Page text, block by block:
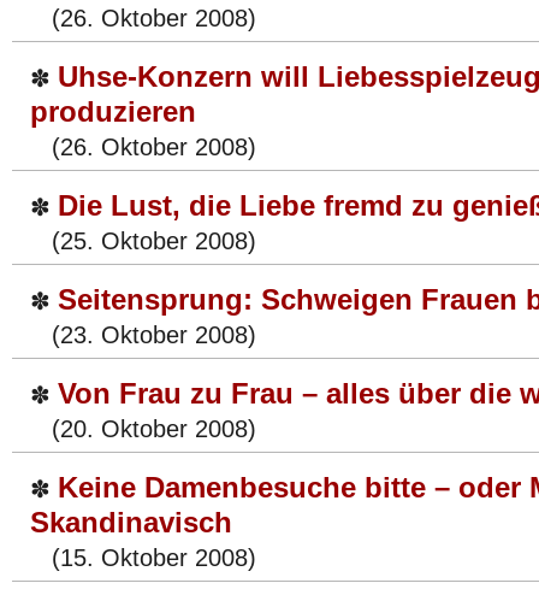
(26. Oktober 2008)
✽ Uhse-Konzern will
produzieren
(26. Oktober 2008)
✽ Die Lust, die Liebe fremd zu
(25. Oktober 2008)
✽ Seitensprung: Schweigen Frauen
(23. Oktober 2008)
✽ Von Frau zu Frau – alles über die
(20. Oktober 2008)
✽ Keine Damenbesuche bitte – oder
Skandinavisch
(15. Oktober 2008)